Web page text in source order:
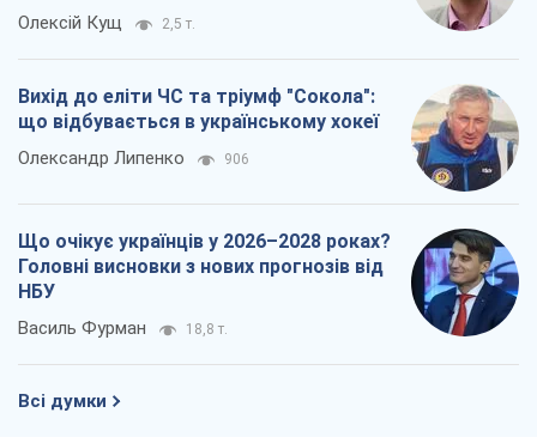
Олексій Кущ 2,5 т.
Вихід до еліти ЧС та тріумф "Сокола":
що відбувається в українському хокеї
Олександр Липенко 906
Що очікує українців у 2026–2028 роках?
Головні висновки з нових прогнозів від
НБУ
Василь Фурман 18,8 т.
Всі думки